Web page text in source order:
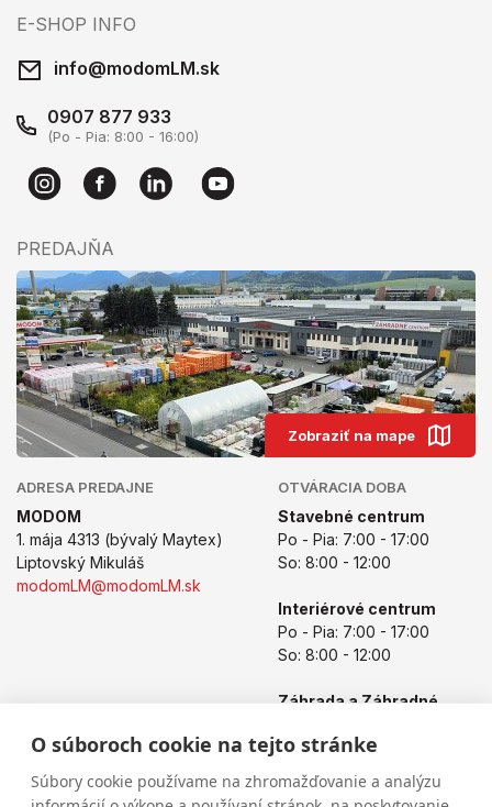
O súboroch cookie na tejto stránke
Súbory cookie používame na zhromažďovanie a analýzu
E-SHOP INFO
info@modomLM.sk
0907 877 933
(Po - Pia: 8:00 - 16:00)
PREDAJŇA
Zobraziť na mape
ADRESA PREDAJNE
MODOM
1. mája 4313 (bývalý Maytex)
Liptovský Mikuláš
modomLM@modomLM.sk
OTVÁRACIA DOBA
Stavebné centrum
Po - Pia: 7:00 - 17:00
So: 8:00 - 12:00
Interiérové centrum
Po - Pia: 7:00 - 17:00
So: 8:00 - 12:00
Záhrada a Záhradné
Po - Pia: 8:00 - 17:00
So: 8:00 - 12:00